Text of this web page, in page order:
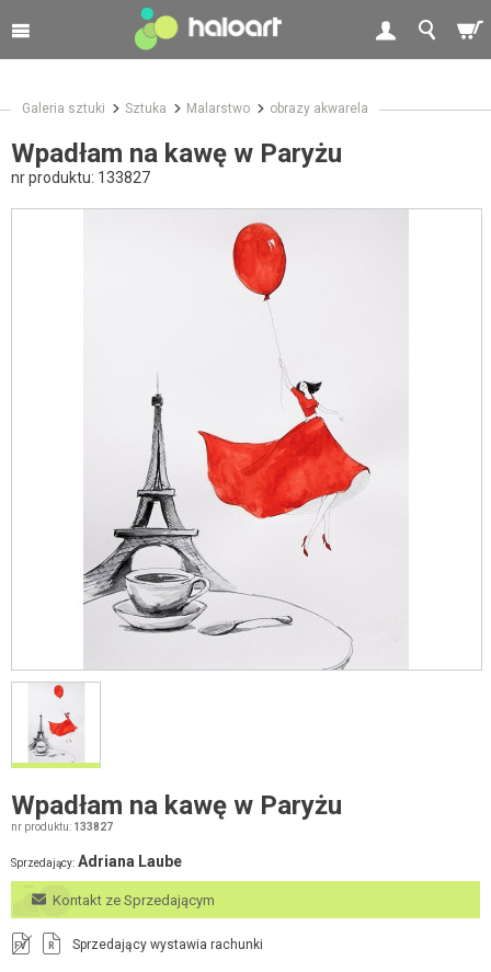
Galeria sztuki Sztuka Malarstwo obrazy akwarela
Wpadłam na kawę w Paryżu
nr produktu: 133827
Wpadłam na kawę w Paryżu
nr produktu: 133827
Sprzedający: Adriana Laube
Kontakt ze Sprzedającym
FV R Sprzedający wystawia rachunki